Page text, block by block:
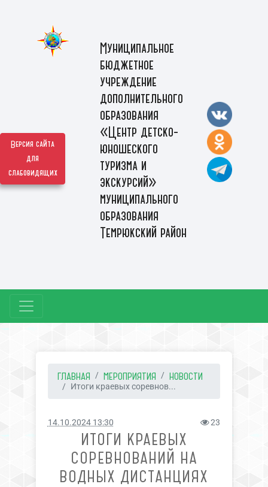
Версия сайта
для
слабовидящих
Муниципальное
бюджетное
учреждение
дополнительного
образования
«Центр детско-
юношеского
туризма и
экскурсий»
муниципального
образования
Темрюкский район
ГЛАВНАЯ МЕРОПРИЯТИЯ НОВОСТИ
Итоги краевых соревнов...
14.10.2024 13:30 23
ИТОГИ КРАЕВЫХ
СОРЕВНОВАНИЙ НА
ВОДНЫХ ДИСТАНЦИЯХ